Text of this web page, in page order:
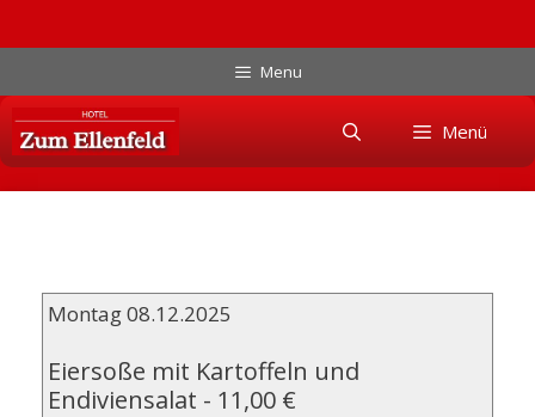
Inhalt
springen
Menu
Skip
content
Menü
Montag 08.12.2025
Eiersoße mit Kartoffeln und
Endiviensalat - 11,00 €